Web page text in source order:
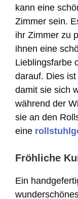
kann eine
Zimmer sein.
ihr Zimmer zu
ihnen eine
Lieblingsfarbe
darauf. Dies
damit sie sich
während der
sie an den
eine
Fröhliche
Ein